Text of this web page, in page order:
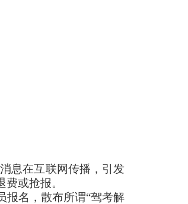
息在互联网传播，引发
或抢报。
报名，散布所谓“驾考解